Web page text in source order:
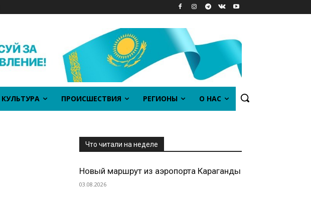
КУЛЬТУРА ПРОИСШЕСТВИЯ РЕГИОНЫ О НАС
Что читали на неделе
Новый маршрут из аэропорта Караганды
03.08.2026